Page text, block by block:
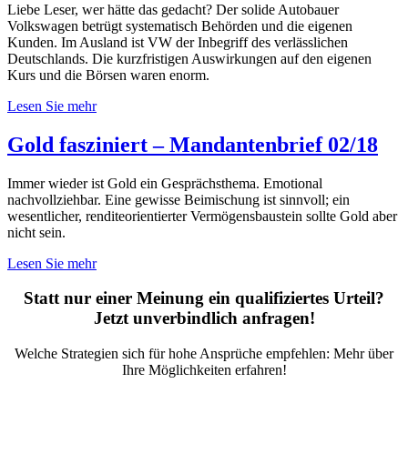
Liebe Leser, wer hätte das gedacht? Der solide Autobauer
Volkswagen betrügt systematisch Behörden und die eigenen
Kunden. Im Ausland ist VW der Inbegriff des verlässlichen
Deutschlands. Die kurzfristigen Auswirkungen auf den eigenen
Kurs und die Börsen waren enorm.
Lesen Sie mehr
Gold fasziniert – Mandantenbrief 02/18
Immer wieder ist Gold ein Gesprächsthema. Emotional
nachvollziehbar. Eine gewisse Beimischung ist sinnvoll; ein
wesentlicher, renditeorientierter Vermögensbaustein sollte Gold aber
nicht sein.
Lesen Sie mehr
Statt nur einer Meinung ein qualifiziertes Urteil?
Jetzt unverbindlich anfragen!
Welche Strategien sich für hohe Ansprüche empfehlen: Mehr über
Ihre Möglichkeiten erfahren!